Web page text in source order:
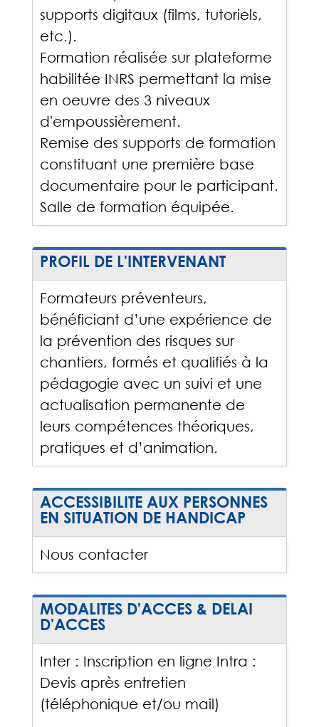
supports digitaux (films, tutoriels,
etc.).
Formation réalisée sur plateforme
habilitée INRS permettant la mise
en oeuvre des 3 niveaux
d'empoussièrement.
Remise des supports de formation
constituant une première base
documentaire pour le participant.
Salle de formation équipée.
PROFIL DE L'INTERVENANT
Formateurs préventeurs,
bénéficiant d’une expérience de
la prévention des risques sur
chantiers, formés et qualifiés à la
pédagogie avec un suivi et une
actualisation permanente de
leurs compétences théoriques,
pratiques et d’animation.
ACCESSIBILITE AUX PERSONNES
EN SITUATION DE HANDICAP
Nous contacter
MODALITES D'ACCES & DELAI
D'ACCES
Inter : Inscription en ligne Intra :
Devis après entretien
(téléphonique et/ou mail)